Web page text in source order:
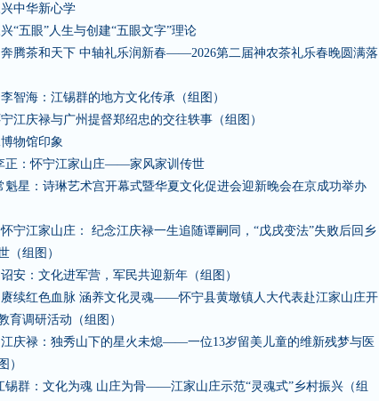
中华新心学
“五眼”人生与创建“五眼文字”理论
腾茶和天下 中轴礼乐润新春——2026第二届神农茶礼乐春晚圆满落
智海：江锡群的地方文化传承（组图）
江庆禄与广州提督郑绍忠的交往轶事（组图）
物馆印象
正：怀宁江家山庄——家风家训传世
魁星：诗琳艺术宫开幕式暨华夏文化促进会迎新晚会在京成功举办
宁江家山庄： 纪念江庆禄一生追随谭嗣同，“戊戌变法”失败后回乡
（组图）
安：文化进军营，军民共迎新年（组图）
续红色血脉 涵养文化灵魂——怀宁县黄墩镇人大代表赴江家山庄开
育调研活动（组图）
庆禄：独秀山下的星火未熄——一位13岁留美儿童的维新残梦与医
）
锡群：文化为魂 山庄为骨——江家山庄示范“灵魂式”乡村振兴（组